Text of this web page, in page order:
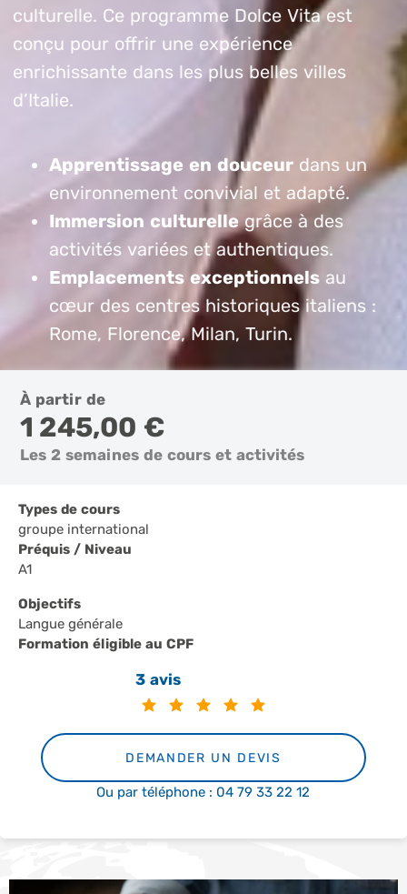
culturelle. Ce programme Dolce Vita est
conçu pour offrir une expérience
enrichissante dans les plus belles villes
d’Italie.
Apprentissage en douceur dans un
environnement convivial et adapté.
Immersion culturellegrâce à des
activités variées et authentiques.
Emplacements exceptionnels au
cœur des centres historiques italiens :
Rome, Florence, Milan, Turin.
À partir de
1 245,00 €
Les 2 semaines de cours et activités
Types de cours
groupe international
Préquis / Niveau
A1
Objectifs
Langue générale
Formation éligible au CPF
3 avis
DEMANDER UN DEVIS
Ou par téléphone : 04 79 33 22 12